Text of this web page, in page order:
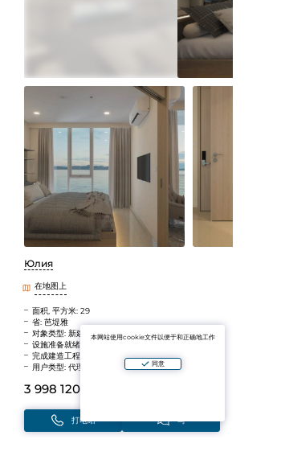
Юлия
在地图上
面积, 平方米: 29
省: 芭堤雅
对象类型: 新建筑
设施准备就绪: 正在建设中
完成建造工程: 2028
用户类型: 代理人
3 998 120 B
打电话 写
本网站使用cookie文件以便于和正确地工作
同意